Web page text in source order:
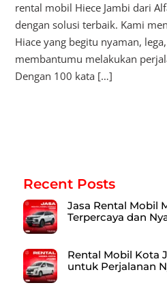
rental mobil Hiece Jambi dari
dengan solusi terbaik. Kami
Hiace yang begitu nyaman,
membantumu melakukan
Dengan 100 kata […]
Recent Posts
Jasa Rental Mobil
Terpercaya dan
Rental Mobil Kota
untuk Perjalanan